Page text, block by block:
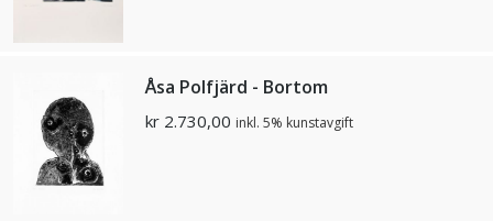
Åsa Polfjärd - Bortom
kr 2.730,00 inkl. 5% kunstavgift